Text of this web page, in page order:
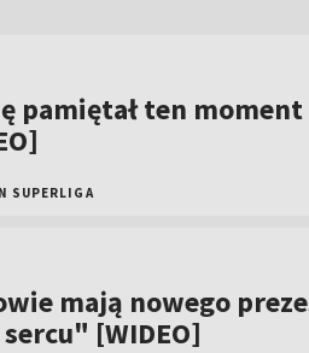
pamiętał ten
SUPERLIGA
mają nowego
[WIDEO]